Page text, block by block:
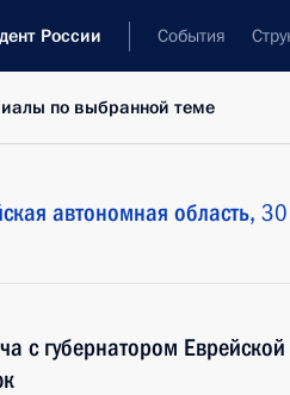
России События
по выбранной теме
автономная область, 30
с губернатором